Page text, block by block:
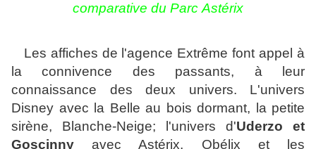
comparative du Parc Astérix
Les affiches de l'agence Extrême font appel à
la connivence des passants, à leur
connaissance des deux univers. L'univers
Disney avec la Belle au bois dormant, la petite
sirène, Blanche-Neige; l'univers d'Uderzo et
Goscinny avec Astérix, Obélix et les